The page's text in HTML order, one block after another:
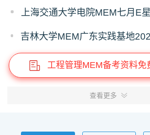
上海交通大学电院MEM七月E
工程管理MEM备考资料免
查看更多